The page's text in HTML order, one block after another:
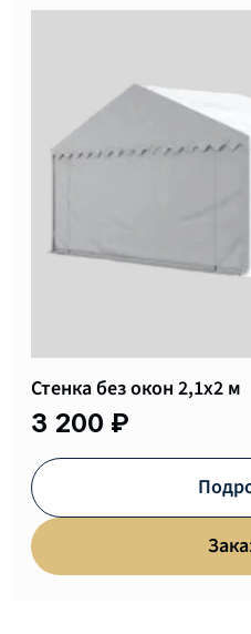
Сумка-чехол для тента
5 300 ₽
Утяжелитель шатра
17 200 ₽
Стенка без окон 2,1х2 м
3 200 ₽